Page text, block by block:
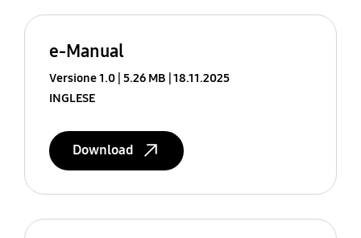
e-Manual
Versione 1.0 5.26 MB 18.11.2025
INGLESE
Download